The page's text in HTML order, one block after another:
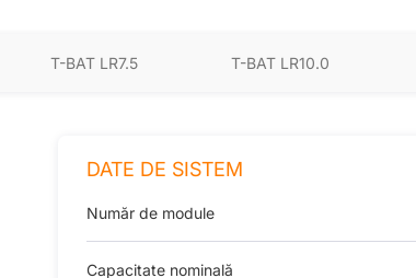
T-BAT LR7.5 T-BAT LR10.0
DATE DE SISTEM
Număr de module
Capacitate nominală